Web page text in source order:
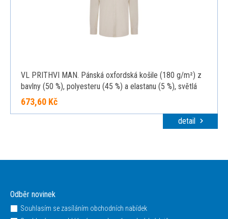
VL PRITHVI MAN. Pánská oxfordská košile (180 g/m²) z
bavlny (50 %), polyesteru (45 %) a elastanu (5 %), světlá
přírodní, XL
673,60 Kč
detail
Odběr novinek
Souhlasím se zasíláním obchodních nabídek